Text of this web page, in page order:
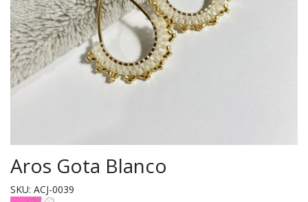
Aros Gota Blanco
SKU: ACJ-0039